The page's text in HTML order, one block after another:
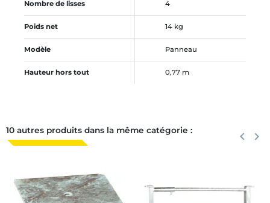
Nombre de lisses 4
Poids net 14 kg
Modèle Panneau
Hauteur hors tout 0,77 m
10 autres produits dans la même catégorie : keyboard_arrow_left keyboard_arrow_right